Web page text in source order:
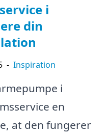
i
din
- Inspiration
i
en
at den fungerer